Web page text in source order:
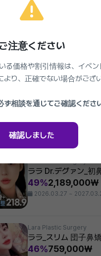
リニックの他のイベント
ララ_非切開 小鼻縮小
46%286,000₩
2026.03.27 ~
ララ_小鼻縮小
2026.03.27 ~
ララ Dr.デグァン_初
49%2,189,000₩
2026.03.27 ~
Lara Plastic Surgery
ララ_スリム 団子鼻
46%759,000₩
ご注意ください
る価格や割引情報は、イベ
り、正確でない場合がござい
相談を通じてご確認ください
確認しました